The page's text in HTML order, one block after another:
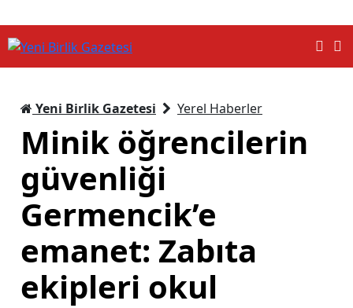
Yeni Birlik Gazetesi Yerel Haberler
Minik öğrencilerin
güvenliği
Germencik’e
emanet: Zabıta
ekipleri okul